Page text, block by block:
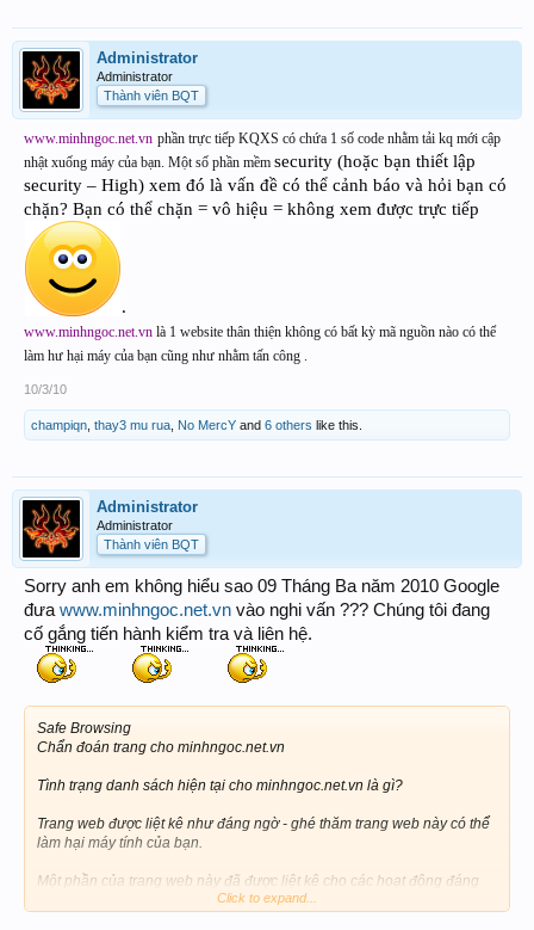
Administrator
Administrator
Thành viên BQT
www.minhngoc.net.vn phần trực tiếp KQXS có chứa 1 số code nhằm tải kq mới cập
nhật xuống máy của bạn. Một số phần mềm security (hoặc bạn thiết lập
security – High) xem đó là vấn đề có thể cảnh báo và hỏi bạn có
chặn? Bạn có thể chặn = vô hiệu = không xem được trực tiếp
.
www.minhngoc.net.vn là 1 website thân thiện không có bất kỳ mã nguồn nào có thể
làm hư hại máy của bạn cũng như nhằm tấn công .
10/3/10
champiqn thay3 mu rua No MercY and 6 others like this.
Administrator
Administrator
Thành viên BQT
Sorry anh em không hiểu sao 09 Tháng Ba năm 2010 Google
đưa www.minhngoc.net.vn vào nghi vấn ??? Chúng tôi đang
cố gắng tiến hành kiểm tra và liên hệ.
Safe Browsing
Chẩn đoán trang cho minhngoc.net.vn
Tình trạng danh sách hiện tại cho minhngoc.net.vn là gì?
Trang web được liệt kê như đáng ngờ - ghé thăm trang web này có thể
làm hại máy tính của bạn.
Một phần của trang web này đã được liệt kê cho các hoạt động đáng
ngờ 1 thời gian (s) trong 90 ngày qua.
Click to expand...